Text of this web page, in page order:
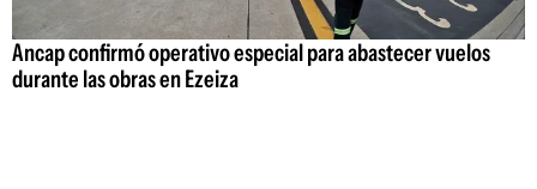
Ancap confirmó operativo especial para abastecer vuelos
durante las obras en Ezeiza